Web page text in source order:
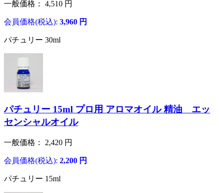
一般価格： 4,510 円
会員価格(税込): 3,960 円
パチュリー 30ml
パチュリー 15ml プロ用 アロマオイル 精油 エッ
センシャルオイル
一般価格： 2,420 円
会員価格(税込): 2,200 円
パチュリー 15ml